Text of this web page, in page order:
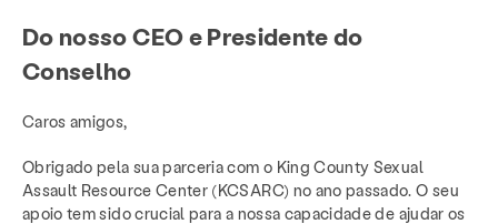
Do nosso CEO e Presidente do
Conselho
Caros amigos,
Obrigado pela sua parceria com o King County Sexual
Assault Resource Center (KCSARC) no ano passado. O seu
apoio tem sido crucial para a nossa capacidade de ajudar os